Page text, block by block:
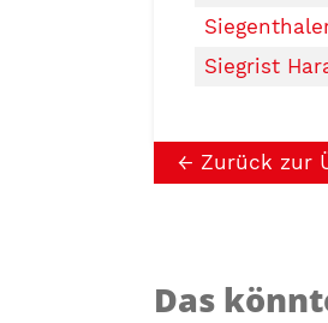
Zurück zur
Siegrist
Das